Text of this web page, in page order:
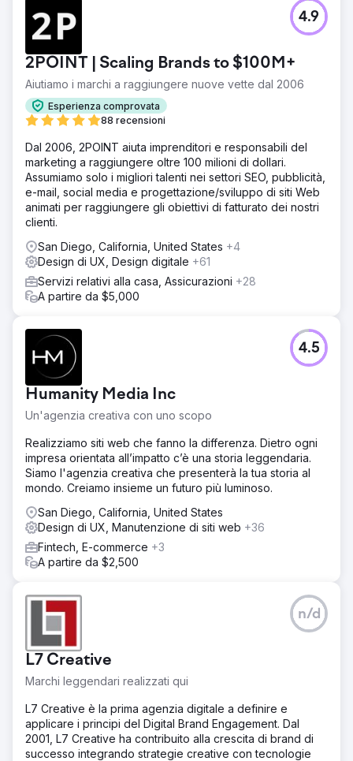
2POINT | Scaling Brands to $100M+
Aiutiamo i marchi a raggiungere nuove vette dal 2006
Esperienza comprovata
88 recensioni
4.9
Dal 2006, 2POINT aiuta imprenditori e responsabili del
marketing a raggiungere oltre 100 milioni di dollari.
Assumiamo solo i migliori talenti nei settori SEO, pubblicità,
e-mail, social media e progettazione/sviluppo di siti Web
animati per raggiungere gli obiettivi di fatturato dei nostri
clienti.
San Diego, California, United States +4
Design di UX, Design digitale +61
Servizi relativi alla casa, Assicurazioni +28
A partire da $5,000
Humanity Media Inc
Un'agenzia creativa con uno scopo
4.5
Realizziamo siti web che fanno la differenza. Dietro ogni
impresa orientata all’impatto c’è una storia leggendaria.
Siamo l'agenzia creativa che presenterà la tua storia al
mondo. Creiamo insieme un futuro più luminoso.
San Diego, California, United States
Design di UX, Manutenzione di siti web +36
Fintech, E-commerce +3
A partire da $2,500
L7 Creative
Marchi leggendari realizzati qui
n/d
L7 Creative è la prima agenzia digitale a definire e
applicare i principi del Digital Brand Engagement. Dal
2001, L7 Creative ha contribuito alla crescita di brand di
successo integrando strategie creative con tecnologie